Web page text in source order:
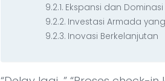
Ekspansi dan
Investasi Armada
Inovasi Berkelanjutan